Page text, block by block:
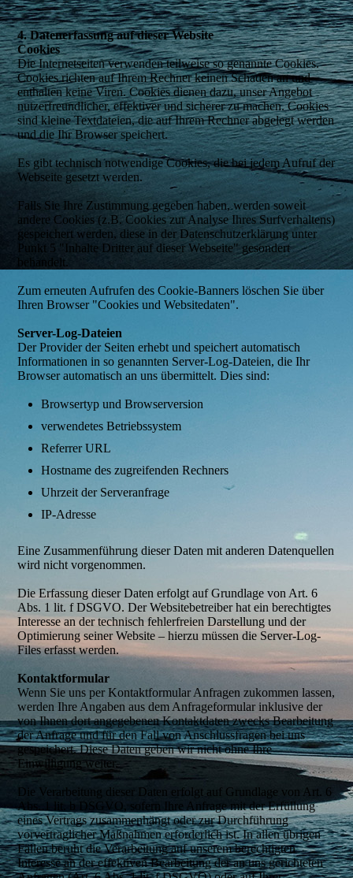
4. Datenerfassung auf dieser Website
Cookies
Die Internetseiten verwenden teilweise so genannte Cookies.
Cookies richten auf Ihrem Rechner keinen Schaden an und
enthalten keine Viren. Cookies dienen dazu, unser Angebot
nutzerfreundlicher, effektiver und sicherer zu machen. Cookies
sind kleine Textdateien, die auf Ihrem Rechner abgelegt werden
und die Ihr Browser speichert.
Es gibt technisch notwendige Cookies, die bei jedem Aufruf der
Webseite gesetzt werden.
Falls Sie Ihre Zustimmung gegeben haben, werden soweit
andere Cookies (z.B. Cookies zur Analyse Ihres Surfverhaltens)
gespeichert werden, diese in der Datenschutzerklärung unter
Punkt 5 "Inhalte Dritter auf dieser Webseite" gesondert
behandelt.
Zum erneuten Aufrufen des Cookie-Banners löschen Sie über
Ihren Browser "Cookies und Websitedaten".
Server-Log-Dateien
Der Provider der Seiten erhebt und speichert automatisch
Informationen in so genannten Server-Log-Dateien, die Ihr
Browser automatisch an uns übermittelt. Dies sind:
Browsertyp und Browserversion
verwendetes Betriebssystem
Referrer URL
Hostname des zugreifenden Rechners
Uhrzeit der Serveranfrage
IP-Adresse
Eine Zusammenführung dieser Daten mit anderen Datenquellen
wird nicht vorgenommen.
Die Erfassung dieser Daten erfolgt auf Grundlage von Art. 6
Abs. 1 lit. f DSGVO. Der Websitebetreiber hat ein berechtigtes
Interesse an der technisch fehlerfreien Darstellung und der
Optimierung seiner Website – hierzu müssen die Server-Log-
Files erfasst werden.
Kontaktformular
Wenn Sie uns per Kontaktformular Anfragen zukommen lassen,
werden Ihre Angaben aus dem Anfrageformular inklusive der
von Ihnen dort angegebenen Kontaktdaten zwecks Bearbeitung
der Anfrage und für den Fall von Anschlussfragen bei uns
gespeichert. Diese Daten geben wir nicht ohne Ihre
Einwilligung weiter.
Die Verarbeitung dieser Daten erfolgt auf Grundlage von Art. 6
Abs. 1 lit. b DSGVO, sofern Ihre Anfrage mit der Erfüllung
eines Vertrags zusammenhängt oder zur Durchführung
vorvertraglicher Maßnahmen erforderlich ist. In allen übrigen
Fällen beruht die Verarbeitung auf unserem berechtigten
Interesse an der effektiven Bearbeitung der an uns gerichteten